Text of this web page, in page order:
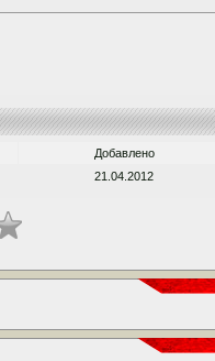
Добавлено
21.04.2012